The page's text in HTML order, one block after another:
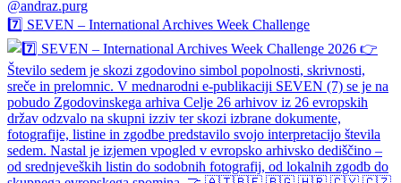
7️⃣ SEVEN – International Archives Week Challenge